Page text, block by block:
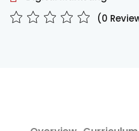
(0
Remember me